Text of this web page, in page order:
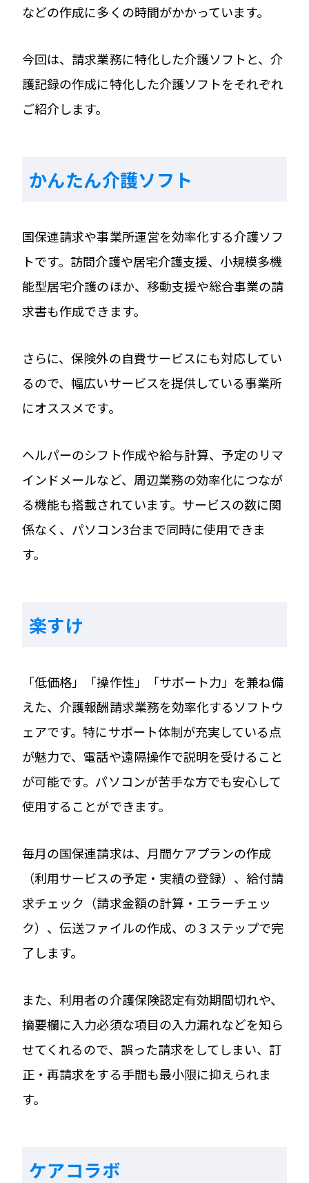
などの作成に多くの時間がかかっています。
今回は、請求業務に特化した介護ソフトと、介
護記録の作成に特化した介護ソフトをそれぞれ
ご紹介します。
かんたん介護ソフト
国保連請求や事業所運営を効率化する介護ソフ
トです。訪問介護や居宅介護支援、小規模多機
能型居宅介護のほか、移動支援や総合事業の請
求書も作成できます。
さらに、保険外の自費サービスにも対応してい
るので、幅広いサービスを提供している事業所
にオススメです。
ヘルパーのシフト作成や給与計算、予定のリマ
インドメールなど、周辺業務の効率化につなが
る機能も搭載されています。サービスの数に関
係なく、パソコン3台まで同時に使用できま
す。
楽すけ
「低価格」「操作性」「サポート力」を兼ね備
えた、介護報酬請求業務を効率化するソフトウ
ェアです。特にサポート体制が充実している点
が魅力で、電話や遠隔操作で説明を受けること
が可能です。パソコンが苦手な方でも安心して
使用することができます。
毎月の国保連請求は、月間ケアプランの作成
（利用サービスの予定・実績の登録）、給付請
求チェック（請求金額の計算・エラーチェッ
ク）、伝送ファイルの作成、の３ステップで完
了します。
また、利用者の介護保険認定有効期間切れや、
摘要欄に入力必須な項目の入力漏れなどを知ら
せてくれるので、誤った請求をしてしまい、訂
正・再請求をする手間も最小限に抑えられま
す。
ケアコラボ